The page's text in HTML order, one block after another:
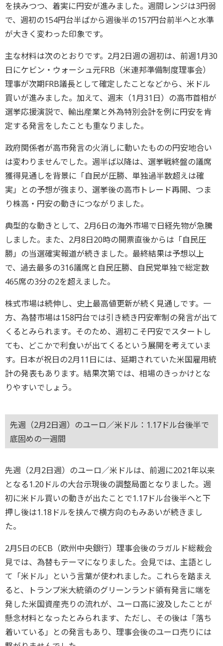
を挟みつつ、着実に円安が進みました。週間レンジは3円弱
で、週初の154円台半ばから週後半の157円台前半へと水準
が大きく変わった印象です。
主な材料は次のとおりです。2月2日週の週初は、前週1月30
日にケビン・ウォーシュ元FRB（米連邦準備制度理事会）
理事が次期FRB議長として確定したことなどから、米ドル
買いが進みました。加えて、週末（1月31日）の高市首相が
選挙応援演説で、輸出産業と外為特別会計を例に円安を肯
定する発言をしたことも重なりました。
政府関係者が高市発言の火消しに動いたものの円安地合い
は変わりませんでした。週半ば以降は、選挙戦終盤の議席
獲得見通しを背景に「自民が圧勝、単独過半数超えは確
実」との予想が強まり、選挙後の高市トレード再開、つま
り株高・円安の動きにつながりました。
典型的な動きとして、2月6日の海外市場で日経先物が急騰
しました。また、2月8日20時の開票直後からは「自民圧
勝」の当選確実報道が続きました。最終結果は予想以上
で、過去最多の316議席と自民圧勝、自民党単独で総定数
465席の3分の2を超えました。
株式市場は続伸し、史上最高値更新が続く見通しです。一
方、為替市場は158円台では引き続き円安牽制の発言が出て
くるとみられます。そのため、週初こそ円安でスタートし
ても、どこかで利食いが出てくるという展開を考えていま
す。日本が祝日の2月11日には、延期されていた米国雇用統
計の発表もあります。結果次第では、相場のきっかけとな
りやすいでしょう。
先週（2月2日週）のユーロ／米ドル：1.17ドル台後半で
底固めの一週間
先週（2月2日週）のユーロ／米ドルは、前週に2021年以来
となる1.20ドルの大台示現後の調整局面となりました。週
初に米ドル買いの動きが出たことで1.17ドル台後半へと下
押し後は1.18ドルを挟んで横方向のもみあいが続きまし
た。
2月5日のECB（欧州中央銀行）理事会後のラガルド総裁会
見では、為替もテーマになりました。会見では、主語とし
て「米ドル」という言葉が使われました。これらを踏まえ
ると、トランプ米大統領のグリーンランド領有発言に端を
発した米国資産売りの流れが、ユーロ高に波及したことが
懸念材料となったとみられます、ただし、その後は「落ち
着いている」との発言もあり、理事会後のユーロ売りには